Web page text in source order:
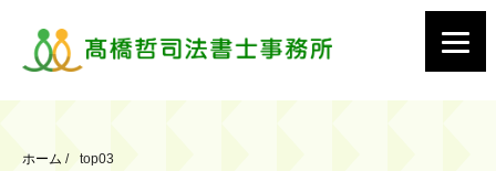
ホーム / top03